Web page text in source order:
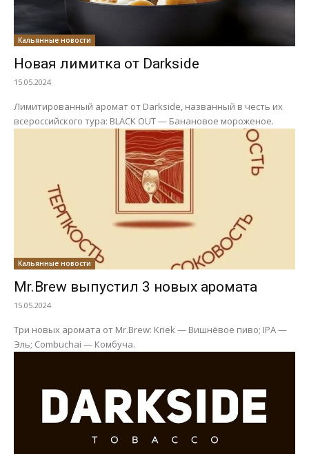
Кальянные новости
Новая лимитка от Darkside
15.05.2024
Лимитированный аромат от Darkside, названный в честь их
всероссийского тура: BLACK OUT — Банановое мороженое.
Кальянные новости
Mr.Brew выпустил 3 новых аромата
15.05.2024
Три новых аромата от Mr.Brew: Kriek — Вишнёвое пиво; IPA —
Эль; Combuchai — Комбуча.